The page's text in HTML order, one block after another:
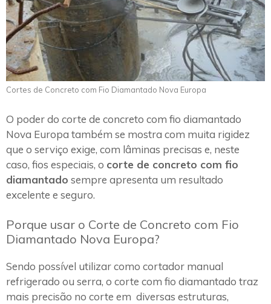
Cortes de Concreto com Fio Diamantado Nova Europa
O poder do corte de concreto com fio diamantado
Nova Europa também se mostra com muita rigidez
que o serviço exige, com lâminas precisas e, neste
caso, fios especiais, o corte de concreto com fio
diamantado sempre apresenta um resultado
excelente e seguro.
Porque usar o Corte de Concreto com Fio
Diamantado Nova Europa?
Sendo possível utilizar como cortador manual
refrigerado ou serra, o corte com fio diamantado traz
mais precisão no corte em diversas estruturas,